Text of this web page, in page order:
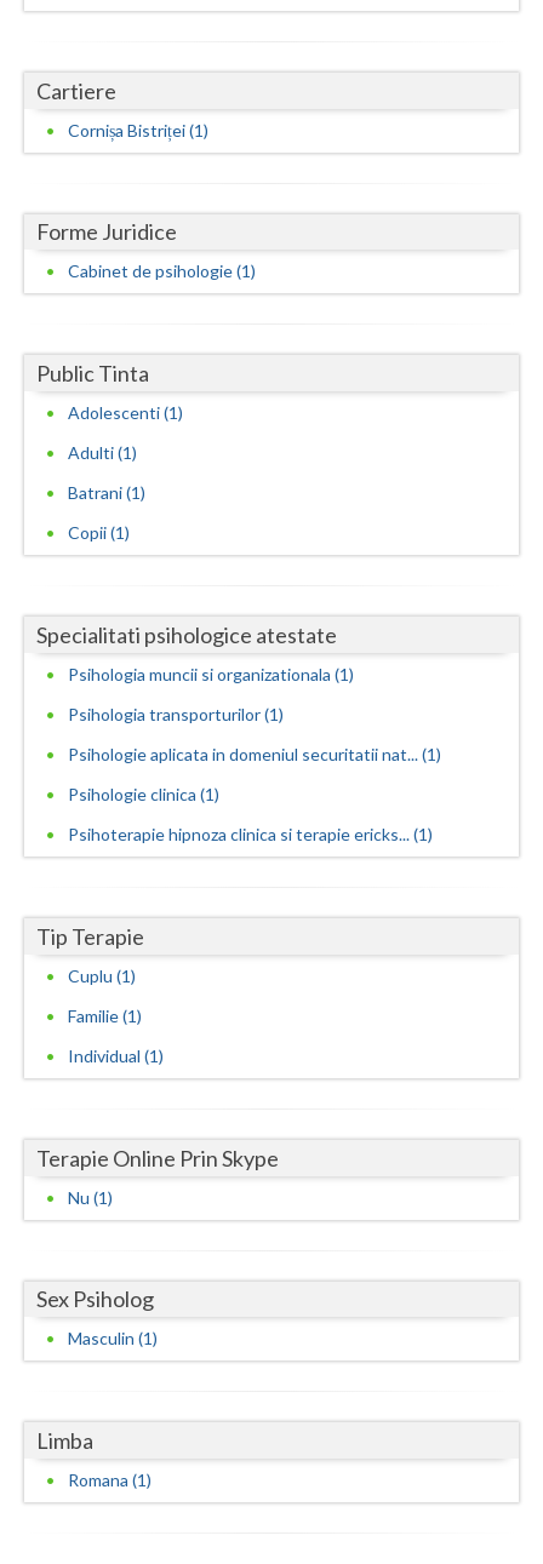
Ilfov
Maramures
Mures
Neamt
Prahova
Salaj
Satu-Mare
Suceava
Timis
Tulcea
Valcea
Vaslui
Cartiere
Cornișa Bistriței (1)
Forme Juridice
Cabinet de psihologie (1)
Public Tinta
Adolescenti (1)
Adulti (1)
Batrani (1)
Copii (1)
Specialitati psihologice atestate
Psihologia muncii si organizationala (1)
Psihologia transporturilor (1)
Psihologie aplicata in domeniul securitatii nat... (1)
Psihologie clinica (1)
Psihoterapie hipnoza clinica si terapie ericks... (1)
Tip Terapie
Cuplu (1)
Familie (1)
Individual (1)
Terapie Online Prin Skype
Nu (1)
Sex Psiholog
Masculin (1)
Limba
Romana (1)